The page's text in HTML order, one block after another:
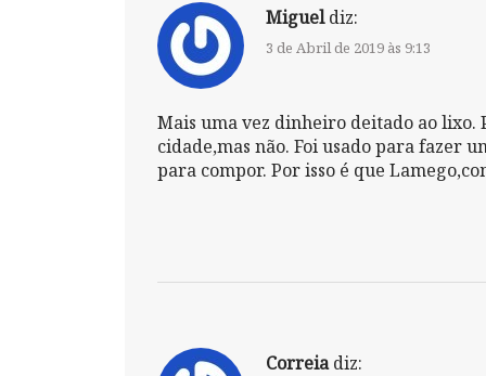
Miguel diz:
3 de Abril de 2019 às 9:13
Mais uma vez dinheiro deitado ao lixo.
cidade,mas não. Foi usado para fazer
para compor. Por isso é que
Correia diz: